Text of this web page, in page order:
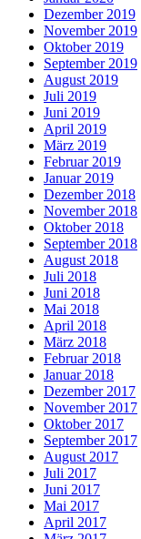
Dezember 2019
November 2019
Oktober 2019
September 2019
August 2019
Juli 2019
Juni 2019
April 2019
März 2019
Februar 2019
Januar 2019
Dezember 2018
November 2018
Oktober 2018
September 2018
August 2018
Juli 2018
Juni 2018
Mai 2018
April 2018
März 2018
Februar 2018
Januar 2018
Dezember 2017
November 2017
Oktober 2017
September 2017
August 2017
Juli 2017
Juni 2017
Mai 2017
April 2017